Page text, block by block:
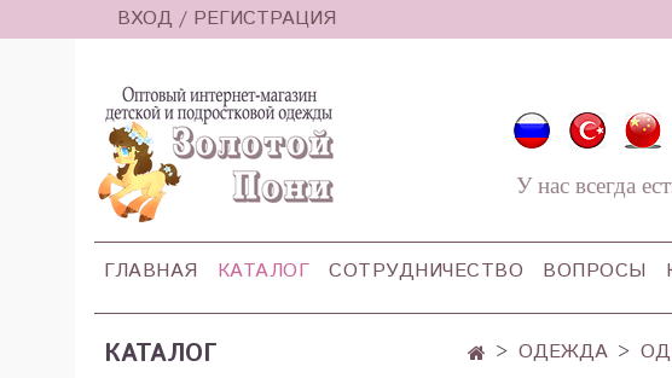
ВХОД / РЕГИСТРАЦИЯ
У нас всегда
ГЛАВНАЯ КАТАЛОГ СОТРУДНИЧЕСТВО ВОПРОСЫ
ОДЕЖДА
КАТАЛОГ